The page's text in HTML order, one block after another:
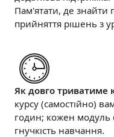
Пам'ятати, де знайти
прийняття рішень з
Як довго триватиме
курсу (самостійно)
годин; кожен модуль
гнучкість навчання.